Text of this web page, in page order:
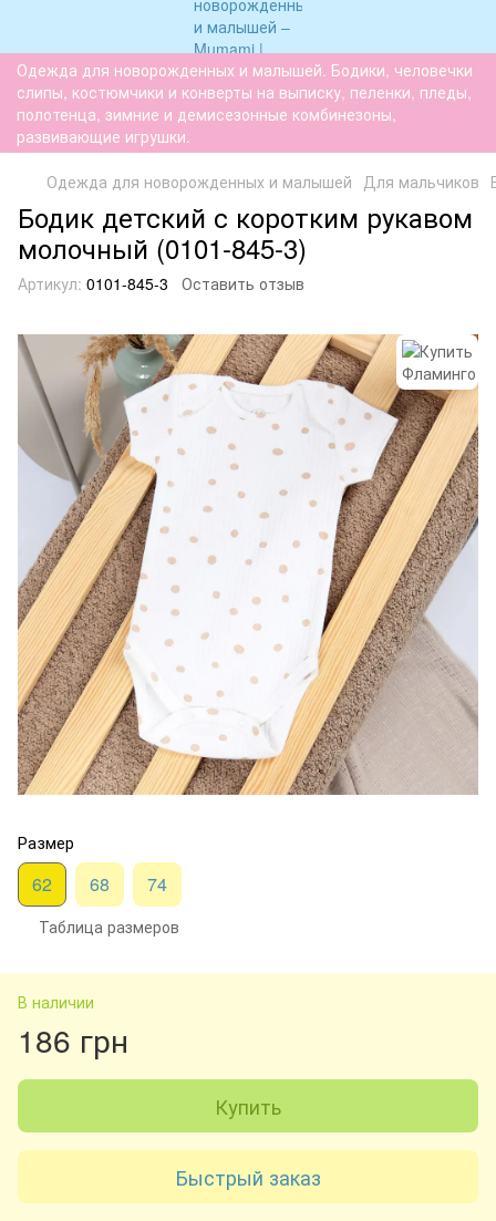
Одежда для новорожденных и малышей. Бодики, человечки
слипы, костюмчики и конверты на выписку, пеленки, пледы,
полотенца, зимние и демисезонные комбинезоны,
развивающие игрушки.
Одежда для новорожденных и малышей Для мальчиков
Бодик детский с коротким рукавом
молочный (0101-845-3)
Артикул: 0101-845-3 Оставить отзыв
Размер
62 68 74
Таблица размеров
В наличии
186 грн
Купить
Быстрый заказ